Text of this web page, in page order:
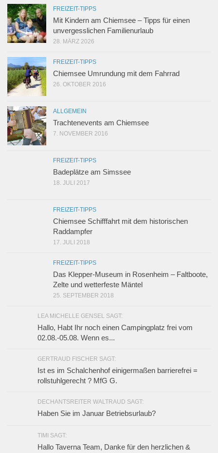
FREIZEIT-TIPPS
Mit Kindern am Chiemsee – Tipps für einen
unvergesslichen Familienurlaub
28. MÄRZ 2026
FREIZEIT-TIPPS
Chiemsee Umrundung mit dem Fahrrad
26. OKTOBER 2016
ALLGEMEIN
Trachtenevents am Chiemsee
7. NOVEMBER 2016
FREIZEIT-TIPPS
Badeplätze am Simssee
18. JULI 2017
FREIZEIT-TIPPS
Chiemsee Schifffahrt mit dem historischen
Raddampfer
17. JULI 2018
FREIZEIT-TIPPS
Das Klepper-Museum in Rosenheim – Faltboote,
Zelte und wetterfeste Mäntel
25. SEPTEMBER 2018
LEA MICHELLE GENSEL SAGT:
Hallo, Habt Ihr noch einen Campingplatz frei vom
02.08.-05.08. Wenn es...
GERTRAUD FISCHER SAGT:
Ist es im Schalchenhof einigermaßen barrierefrei =
rollstuhlgerecht ? MfG G.
DECHANTSREITER WALTRAUD SAGT:
Haben Sie im Januar Betriebsurlaub?
TIMI SAGT:
Hallo Taverna Team, Danke für den herzlichen &